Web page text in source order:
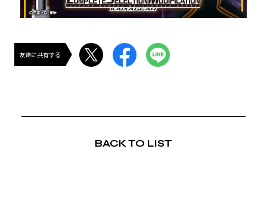
友達に共有する
BACK TO LIST